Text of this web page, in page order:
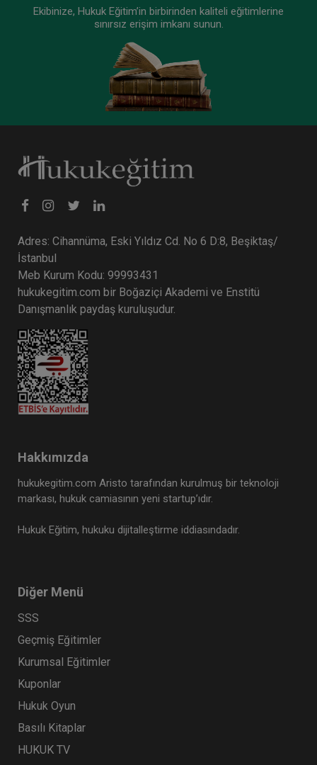
Miras Hukuku - 1 - IV. Medeni Hukuk Kongresi -
Sepete Ekle
Tüketici Hukuku Enstitüsü
IV. Medeni Hukuk Kongresi - Tüm Oturumlar (11
Oturum)
2160 TL
Tüketici Hukuku Enstitüsü
Medeni Hukuk Kongresi - VIII. Oturum
360 TL
Tüketici Hukuku Enstitüsü
Ekibinize, Hukuk Eğitim’in birbirinden kaliteli eğitimlerine
sınırsız erişim imkanı sunun.
Adres: Cihannüma, Eski Yıldız Cd. No 6 D:8, Beşiktaş/
İstanbul
Meb Kurum Kodu: 99993431
hukukegitim.com bir Boğaziçi Akademi ve Enstitü
Danışmanlık paydaş kuruluşudur.
Hakkımızda
hukukegitim.com Aristo tarafından kurulmuş bir teknoloji
markası, hukuk camiasının yeni startup’ıdır.
Hukuk Eğitim, hukuku dijitalleştirme iddiasındadır.
Diğer Menü
SSS
Geçmiş Eğitimler
Kurumsal Eğitimler
Kuponlar
Hukuk Oyun
Basılı Kitaplar
HUKUK TV